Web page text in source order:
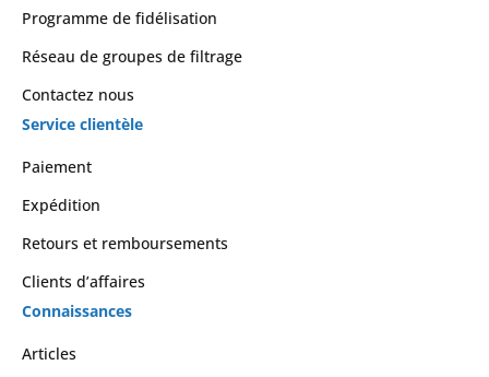
Programme de fidélisation
Réseau de groupes de filtrage
Contactez nous
Service clientèle
Paiement
Expédition
Retours et remboursements
Clients d’affaires
Connaissances
Articles